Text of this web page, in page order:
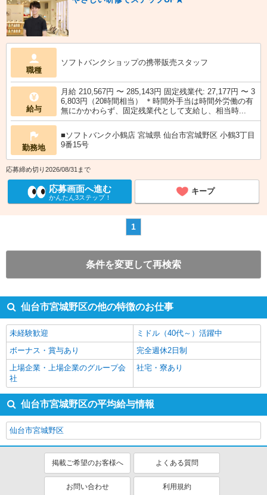
職種
ソフトバンクショップの携帯販売スタッフ
給与
月給 210,567円 〜 285,143円 固定残業代: 27,177円 〜 3
6,803円（20時間相当） ＊時間外手当は時間外労働の有
無にかかわらず、固定残業代として支給し、相当時...
勤務地
■ソフトバンク小鶴店 宮城県 仙台市宮城野区 小鶴3丁目
9番15号
応募締め切り2026/08/31まで
応募画面へ進む
かんたん3ステップ！
キープ
1
条件を変更して再検索
仙台市宮城野区の他の特徴のお仕事
未経験歓迎
ミドル（40代～）活躍中
ボーナス・賞与あり
完全週休2日制
上場企業・上場企業のグループ会
社
社宅・寮あり
仙台市宮城野区の平均給与情報
仙台市宮城野区
掲載ご希望のお客様へ よくある質問
お問い合わせ 利用規約